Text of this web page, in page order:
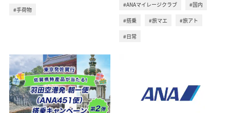
#手荷物
#ANAマイレージクラブ #国内
#搭乗 #旅マエ #旅アト
#日常